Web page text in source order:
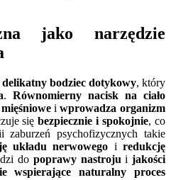
jako narzędzie
delikatny bodziec dotykowy, który
. Równomierny nacisk na ciało
iwprowadza organizm
siębezpiecznie i spokojnie, co
zaburzeń psychofizycznych takie
układu nerwowego iredukcję
do poprawy nastroju i jakości
wspierające naturalny proces